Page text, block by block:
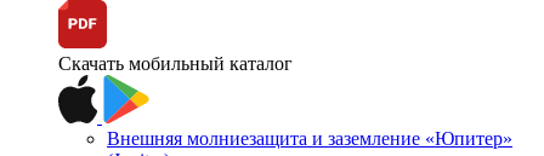
Скачать мобильный каталог
Внешняя молниезащита и заземление «Юпитер»